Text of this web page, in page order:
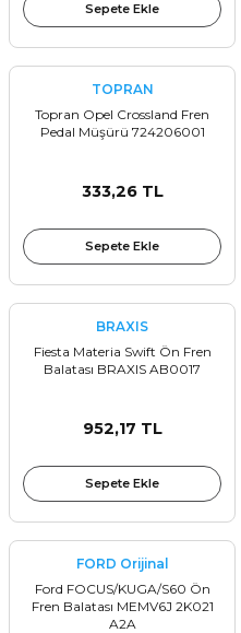
Sepete Ekle
TOPRAN
Topran Opel Crossland Fren
Pedal Müşürü 724206001
333,26 TL
Sepete Ekle
BRAXIS
Fiesta Materia Swift Ön Fren
Balatası BRAXIS AB0017
952,17 TL
Sepete Ekle
FORD Orijinal
Ford FOCUS/KUGA/S60 Ön
Fren Balatası MEMV6J 2K021
A2A